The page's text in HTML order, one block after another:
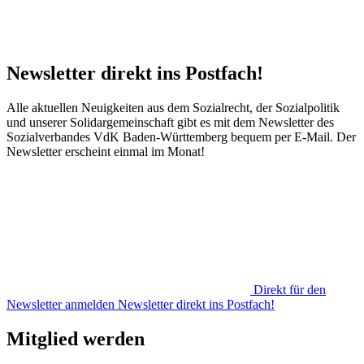
Newsletter direkt ins Postfach!
Alle aktuellen Neuigkeiten aus dem Sozialrecht, der Sozialpolitik
und unserer Solidargemeinschaft gibt es mit dem Newsletter des
Sozialverbandes VdK Baden-Württemberg bequem per E-Mail. Der
Newsletter erscheint einmal im Monat!
Direkt für den
Newsletter anmelden Newsletter direkt ins Postfach!
Mitglied werden